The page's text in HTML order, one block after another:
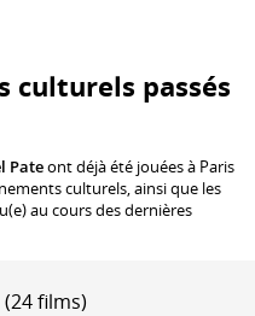
culturels passés
Pateont déjà été jouées à Paris
culturels, ainsi que les
au cours des dernières
films)